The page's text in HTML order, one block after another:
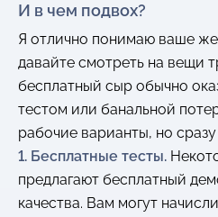
И в чем подвох?
Я отлично понимаю ваше
давайте смотреть на вещи
бесплатный сыр обычно
тестом или банальной
рабочие варианты, но
1. Бесплатные тесты.
предлагают бесплатный
качества. Вам могут